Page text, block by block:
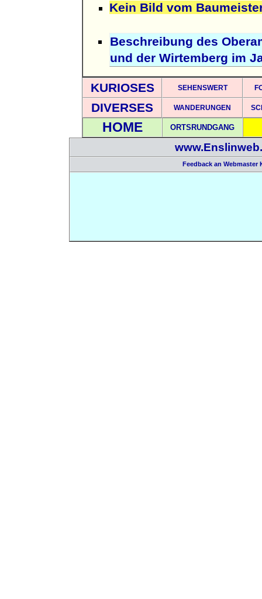
Kein Bild vom
Beschreibung des
und der Wirtemberg im
KURIOSES SEHENSWERT
DIVERSES WANDERUNGEN
HOME ORTSRUNDGANG
Feedback an